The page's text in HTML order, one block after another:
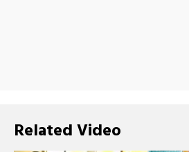
Related Video